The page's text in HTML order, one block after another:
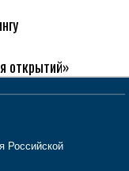
открытий»
Российской